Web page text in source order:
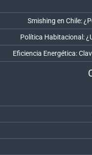
Smishing en Chile:
Política Habitacional:
Eficiencia Energética: